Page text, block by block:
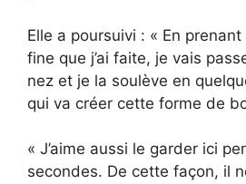
Elle a poursuivi : « En
fine que j’ai faite, je vais
nez et je la soulève en
qui va créer cette forme de
« J’aime aussi le garder ici
secondes. De cette façon, il